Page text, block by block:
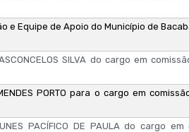
e Equipe de Apoio do Município de
SILVA do cargo em
PORTO para o cargo em
PACÍFICO DE PAULA do cargo